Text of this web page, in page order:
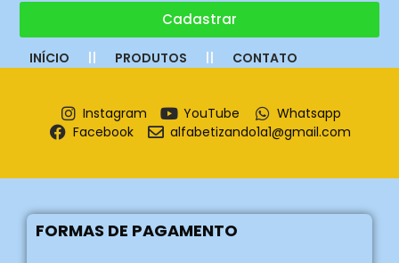
Cadastrar
INÍCIO PRODUTOS CONTATO
Instagram YouTube
Whatsapp
Facebook
alfabetizando1a1@gmail.com
FORMAS DE PAGAMENTO